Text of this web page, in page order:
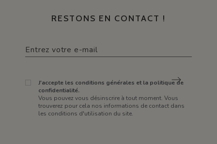
RESTONS EN CONTACT !
J'accepte les conditions générales et la politique de
confidentialité.
Vous pouvez vous désinscrire à tout moment. Vous
trouverez pour cela nos informations de contact dans
les conditions d'utilisation du site.